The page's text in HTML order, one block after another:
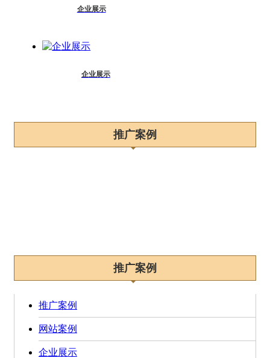
企业展示
企业展示
推广案例
推广案例
推广案例
网站案例
企业展示